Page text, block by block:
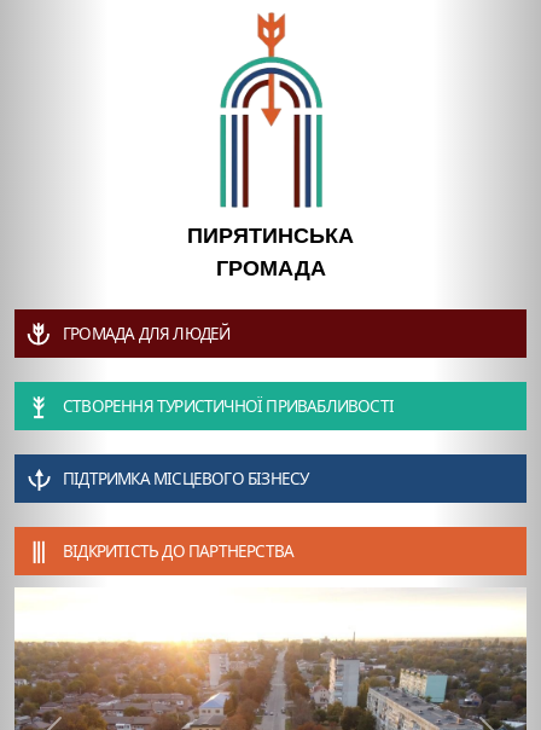
ПИРЯТИНСЬКА
ГРОМАДА
ГРОМАДА ДЛЯ ЛЮДЕЙ
СТВОРЕННЯ ТУРИСТИЧНОЇ ПРИВАБЛИВОСТІ
ПІДТРИМКА МІСЦЕВОГО БІЗНЕСУ
ВІДКРИТІСТЬ ДО ПАРТНЕРСТВА